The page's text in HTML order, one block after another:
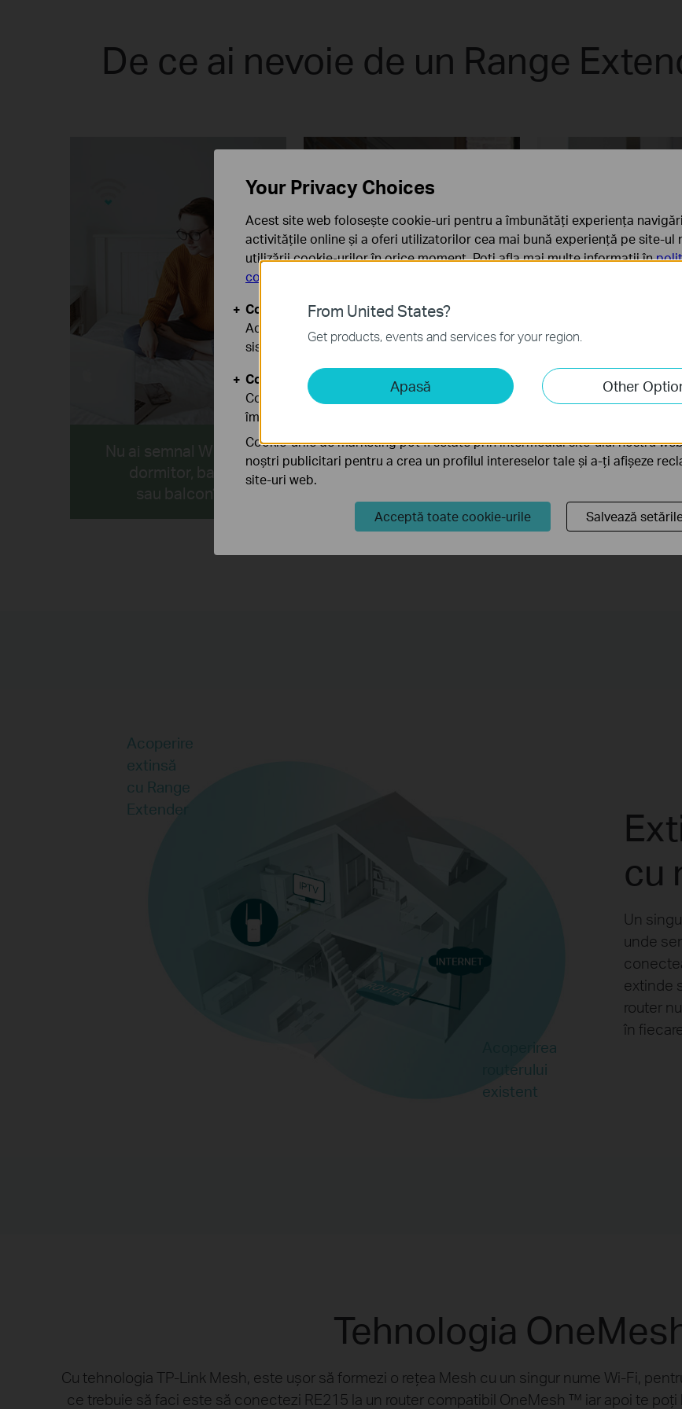
De ce ai nevoie de un Range
Nu ai semnal Wi-Fi în
Pierzi conexiunea în timp
ce te deplasezi prin casă?
Semnalul Wi-Fi
prin pereții și
Acoperire
extinsă
cu Range
Extender
Acoperirea
routerului
existent
cu
Un
unde
extinde
router
în
Tehnologia
Cu tehnologia TP-Link Mesh, este ușor să formezi o rețea Mesh cu un singur nume Wi-Fi,
ce trebuie să faci este să conectezi RE215 la un router compatibil OneMesh ™ iar apoi te
From United States?
Get products, events and services for your region.
Apasă Other
Your Privacy Choices
Acest site web folosește cookie-uri pentru a îmbunătăți experiența
activitățile online și a oferi utilizatorilor cea mai bună experiență pe site-ul
utilizării cookie-urilor în orice moment. Poți afla mai multe informații în
confidențialitate
Cookie-uri de bază
Aceste cookie-uri sunt necesare pentru funcționarea site-ului web și nu pot
sistemele tale
Cookie-uri de analiză și marketing
Cookie-urile de analiză ne permit să analizăm activitățile tale de pe site-ul
îmbunătăți și ajusta funcționalitatea site-ului.
Cookie-urile de marketing pot fi setate prin intermediul site-ului nostru
noștri publicitari pentru a crea un profilul intereselor tale și a-ți afișeze
site-uri web.
Acceptă toate cookie-urile Salvează